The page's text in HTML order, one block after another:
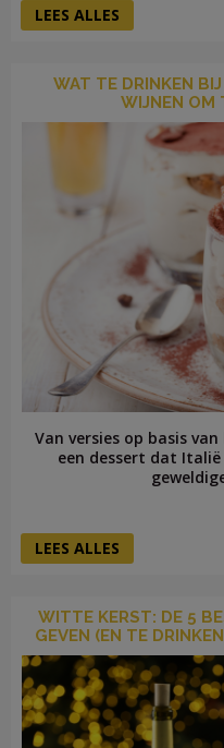
LEES ALLES
WAT TE DRINKEN
WIJNEN OM
Van versies op basis
een dessert dat
LEES ALLES
WITTE KERST: DE 5
GEVEN (EN TE